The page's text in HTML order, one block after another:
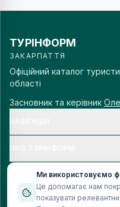
ТУРІНФОРМ
ЗАКАРПАТТЯ
Офіційний каталог
області
Засновник та керівник
© 2006–2026 Турінформ
Ми використовуємо
Це допомагає нам
показувати